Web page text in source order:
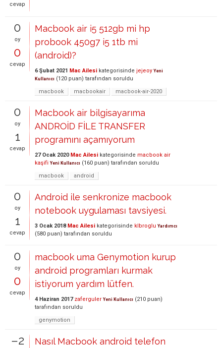
cevap
0
oy
0
cevap
Macbook air i5 512gb mi hp
probook 450g7 i5 1tb mi
(android)?
6 Şubat 2021 Mac Ailesi kategorisinde jejeoy Yeni
Kullanıcı (120 puan) tarafından soruldu
macbook
macbookair macbook-air-2020
0
oy
1
cevap
Macbook air bilgisayarıma
ANDROİD FİLE TRANSFER
programını açamıyorum
27 Ocak 2020 Mac Ailesi kategorisinde macbook air
kaşifi Yeni Kullanıcı (160 puan) tarafından soruldu
macbook
android
0
oy
1
cevap
Android ile senkronize macbook
notebook uygulaması tavsiyesi.
3 Ocak 2018 Mac Ailesi kategorisinde klbroglu Yardımcı
(580 puan) tarafından soruldu
0
oy
0
cevap
macbook uma Genymotion kurup
android programları kurmak
istiyorum yardım lütfen.
4 Haziran 2017 zaferguler Yeni Kullanıcı (210 puan)
tarafından soruldu
genymotion
–2
Nasıl Macbook android telefon